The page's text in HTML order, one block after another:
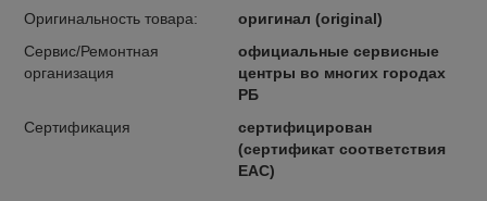
Оригинальность товара:
оригинал (original)
Сервис/Ремонтная
организация
официальные сервисные
центры во многих городах
РБ
Сертификация
сертифицирован
(сертификат соответствия
ЕАС)